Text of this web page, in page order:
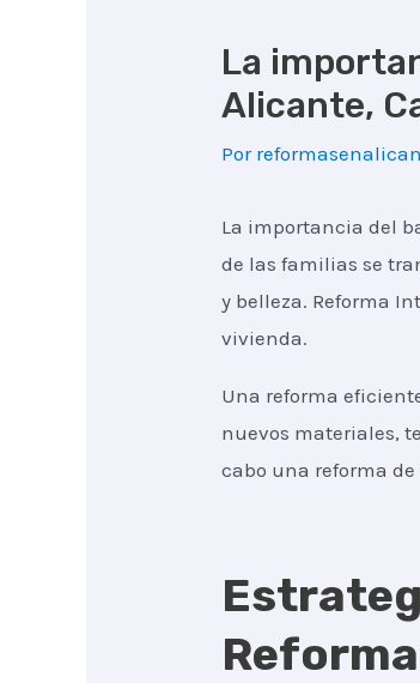
La
Alicante,
Por
La importancia del
de las familias se
y belleza. Reforma
vivienda.
Una reforma
nuevos materiales,
cabo una reforma